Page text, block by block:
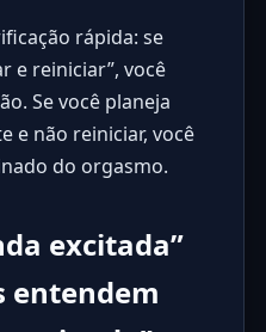
rápida: se
e reiniciar”, você
Se você planeja
e não reiniciar, você
do orgasmo.
excitada”
entendem